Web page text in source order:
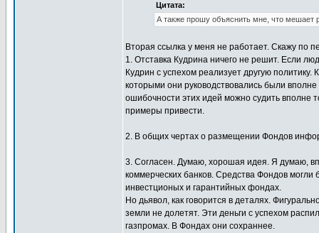
Цитата:
А также прошу объяснить мне, что мешает
Вторая ссылка у меня не работает. Скажу по
1. Отставка Кудрина ничего не решит. Если
Кудрин с успехом реализует другую
которыми они руководствовались были
ошибочности этих идей можно судить вполне
примеры привести.
2. В общих чертах о размещении Фондов
3. Согласен. Думаю, хорошая идея. Я думаю,
коммерческих банков. Средства Фондов
инвестционых и гарантийных фондах.
Но дьявол, как говорится в деталях.
земли не долетят. Эти деньги с успехом
газпромах. В Фондах они сохраннее.